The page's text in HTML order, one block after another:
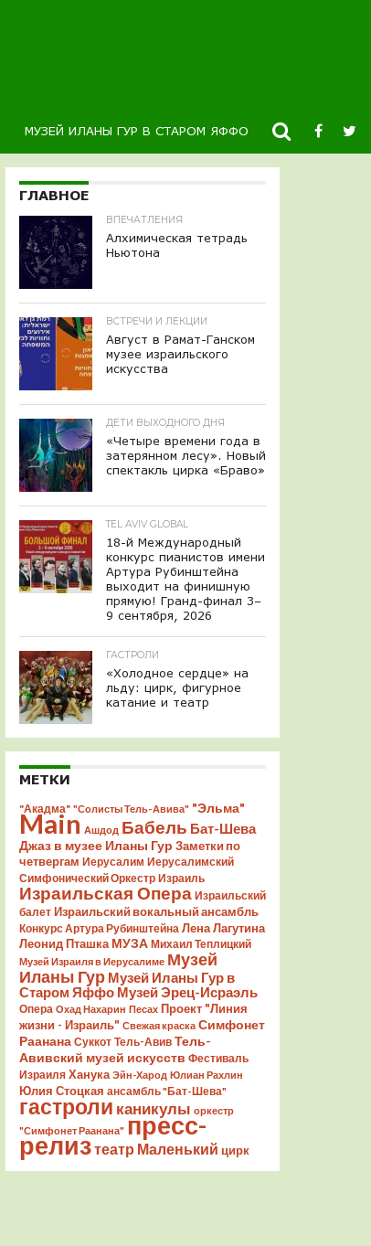
МУЗЕЙ ИЛАНЫ ГУР В СТАРОМ ЯФФО НОВОСТИ
ГЛАВНОЕ
ВПЕЧАТЛЕНИЯ
Алхимическая тетрадь
Ньютона
ВСТРЕЧИ И ЛЕКЦИИ
Август в Рамат-Ганском
музее израильского
искусства
ДЕТИ ВЫХОДНОГО ДНЯ
«Четыре времени года в
затерянном лесу». Новый
спектакль цирка «Браво»
TEL AVIV GLOBAL
18-й Международный
конкурс пианистов имени
Артура Рубинштейна
выходит на финишную
прямую! Гранд-финал 3–
9 сентября, 2026
ГАСТРОЛИ
«Холодное сердце» на
льду: цирк, фигурное
катание и театр
МЕТКИ
"Акадма" "Солисты Тель-Авива" "Эльма"
Main Ашдод Бабель Бат-Шева
Джаз в музее Иланы Гур Заметки по
четвергам Иерусалим Иерусалимский
Симфонический Оркестр Израиль
Израильская Опера Израильский
балет Израильский вокальный ансамбль
Конкурс Артура Рубинштейна Лена Лагутина
Леонид Пташка МУЗА Михаил Теплицкий
Музей Израиля в Иерусалиме Музей
Иланы Гур Музей Иланы Гур в
Старом Яффо Музей Эрец-Исраэль
Опера Охад Нахарин Песах Проект "Линия
жизни - Израиль" Свежая краска Симфонет
Раанана Суккот Тель-Авив Тель-
Авивский музей искусств Фестиваль
Израиля Ханука Эйн-Харод Юлиан Рахлин
Юлия Стоцкая ансамбль "Бат-Шева"
гастроли каникулы оркестр
"Симфонет Раанана" пресс-
релизтеатр Маленький цирк